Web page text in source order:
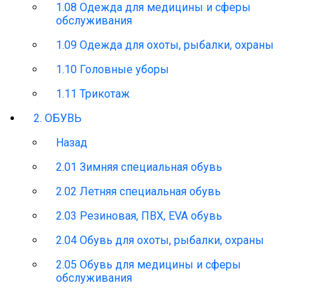
1.08 Одежда для медицины и сферы
обслуживания
1.09 Одежда для охоты, рыбалки, охраны
1.10 Головные уборы
1.11 Трикотаж
2. ОБУВЬ
Назад
2.01 Зимняя специальная обувь
2.02 Летняя специальная обувь
2.03 Резиновая, ПВХ, EVA обувь
2.04 Обувь для охоты, рыбалки, охраны
2.05 Обувь для медицины и сферы
обслуживания